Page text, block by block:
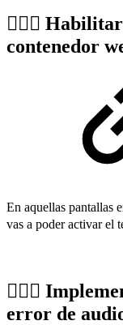
🏌🏼‍♀️ Habilitar
contenedor
En aquellas pantallas
vas a poder activar el
🏌🏼‍♀️
error de